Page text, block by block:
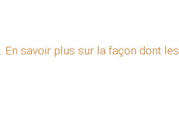
En savoir plus sur la façon dont les